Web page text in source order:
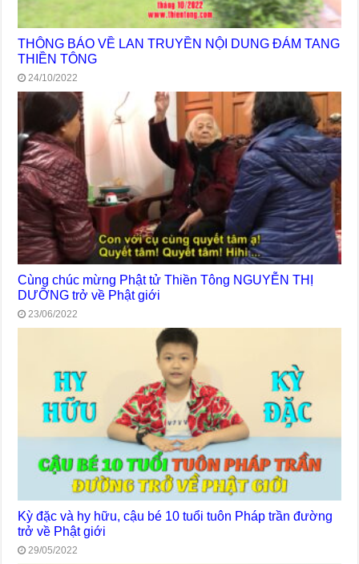
THÔNG BÁO VỀ LAN TRUYỀN NỘI DUNG ĐÁM TANG
THIỀN TÔNG
24/10/2022
Cùng chúc mừng Phật tử Thiền Tông NGUYỄN THỊ
DƯỠNG trở về Phật giới
23/06/2022
Kỳ đặc và hy hữu, cậu bé 10 tuổi tuôn Pháp trần đường
trở về Phật giới
29/05/2022